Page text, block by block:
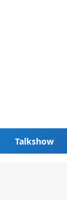
Talkshow